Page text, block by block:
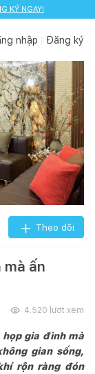
KÝ NGAY!
nhập Đăng ký
Theo dõi
ấn
4.520 lượt xem
họp gia đình mà
gian sống,
rộn ràng đón